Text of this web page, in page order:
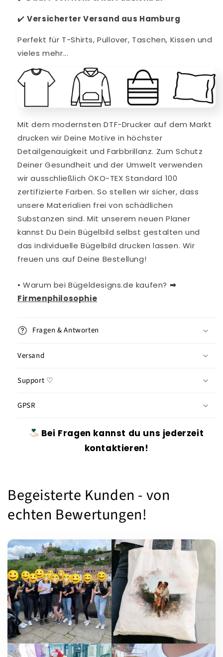
✔️ Versicherter Versand aus Hamburg
Perfekt für T-Shirts, Pullover, Taschen, Kissen und
vieles mehr...
Mit dem modernsten DTF-Drucker auf dem Markt
drucken wir Deine Motive in höchster
Detailgenauigkeit und Farbbrillanz. Zum Schutz
Deiner Gesundheit und der Umwelt verwenden
wir ausschließlich ÖKO-TEX Standard 100
zertifizierte Farben. So stellen wir sicher, dass
unsere Materialien frei von schädlichen
Substanzen sind. Mit unserem neuen Planer
kannst Du Dein Bügelbild selbst gestalten und
das individuelle Bügelbild drucken lassen. Wir
freuen uns auf Deine Bestellung!
• Warum bei Bügeldesigns.de kaufen? ➡︎
Firmenphilosophie
Fragen & Antworten
Versand
Support ♡
GPSR
Bei Fragen kannst du uns jederzeit
kontaktieren!
Begeisterte Kunden - von
echten Bewertungen!